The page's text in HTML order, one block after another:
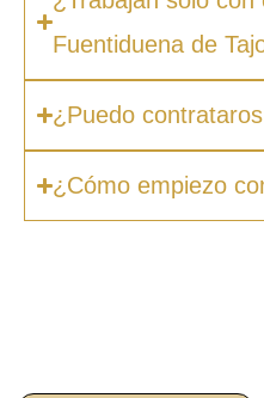
Fuentiduena de
¿Puedo
¿Cómo empiezo